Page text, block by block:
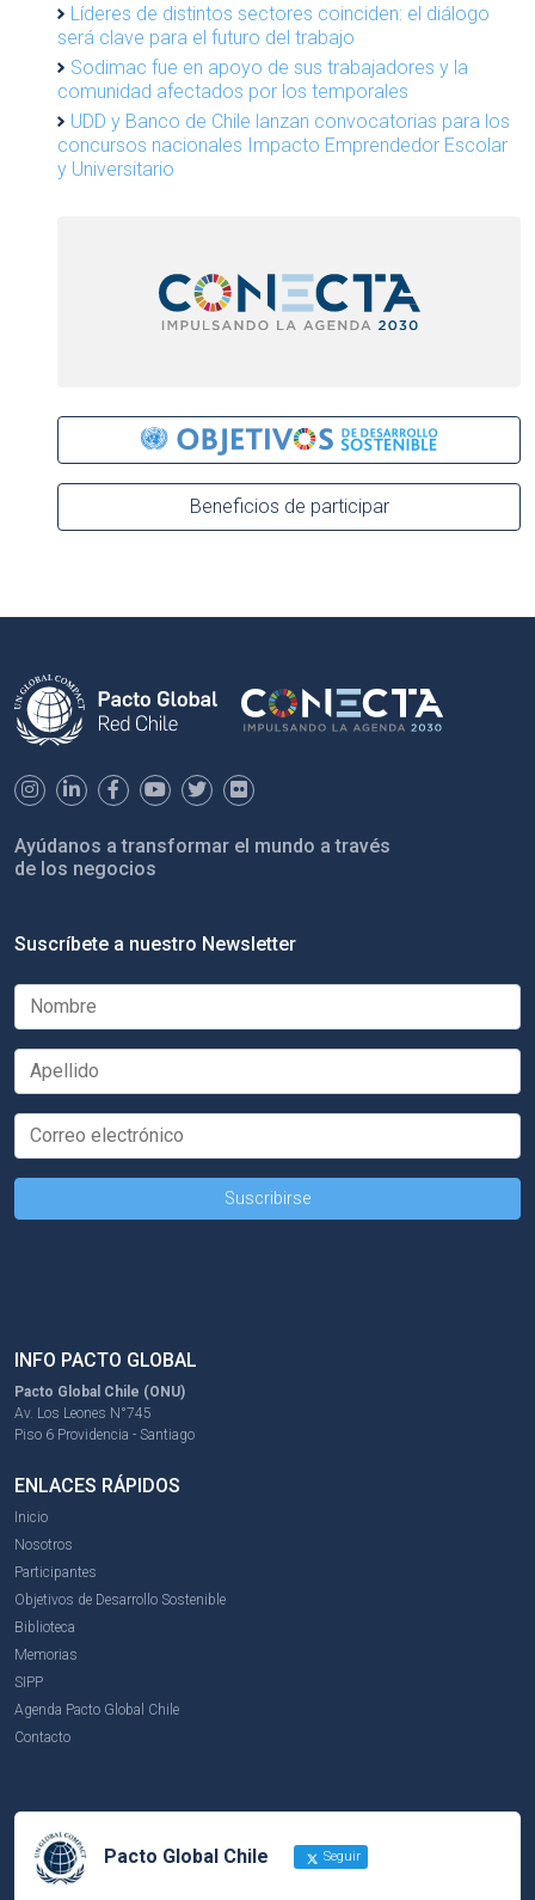
Líderes de distintos sectores coinciden: el diálogo
será clave para el futuro del trabajo
Sodimac fue en apoyo de sus trabajadores y la
comunidad afectados por los temporales
UDD y Banco de Chile lanzan convocatorias para los
concursos nacionales Impacto Emprendedor Escolar
y Universitario
Beneficios de participar
Ayúdanos a transformar el mundo a través
de los negocios
Suscríbete a nuestro Newsletter
INFO PACTO GLOBAL
Pacto Global Chile (ONU)
Av. Los Leones N°745
Piso 6 Providencia - Santiago
ENLACES RÁPIDOS
Inicio
Nosotros
Participantes
Objetivos de Desarrollo Sostenible
Biblioteca
Memorias
SIPP
Agenda Pacto Global Chile
Contacto
Pacto Global Chile Seguir